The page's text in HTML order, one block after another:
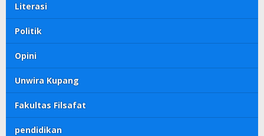
Literasi
Politik
Opini
Unwira Kupang
Fakultas Filsafat
pendidikan